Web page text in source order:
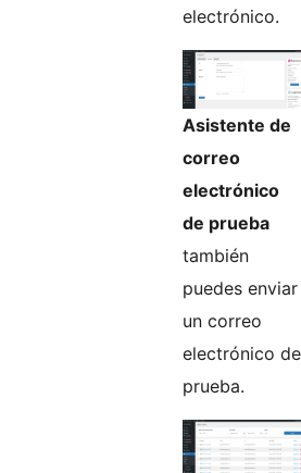
electrónico.
Asistente de
correo
electrónico
de prueba
también
puedes enviar
un correo
electrónico de
prueba.